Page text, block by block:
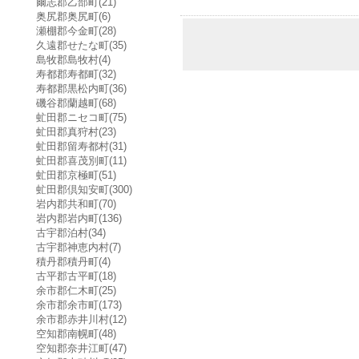
奥尻郡奥尻町(6)
瀬棚郡今金町(28)
久遠郡せたな町(35)
島牧郡島牧村(4)
寿都郡寿都町(32)
寿都郡黒松内町(36)
磯谷郡蘭越町(68)
虻田郡ニセコ町(75)
虻田郡真狩村(23)
虻田郡留寿都村(31)
虻田郡喜茂別町(11)
虻田郡京極町(51)
虻田郡倶知安町(300)
岩内郡共和町(70)
岩内郡岩内町(136)
古宇郡泊村(34)
古宇郡神恵内村(7)
積丹郡積丹町(4)
古平郡古平町(18)
余市郡仁木町(25)
余市郡余市町(173)
余市郡赤井川村(12)
空知郡南幌町(48)
空知郡奈井江町(47)